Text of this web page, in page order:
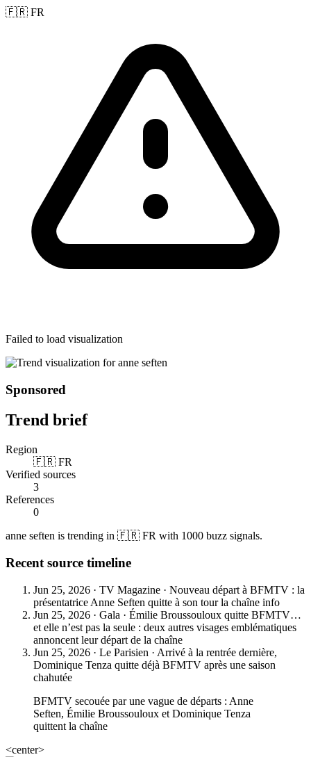
🇫🇷 FR
Failed to load visualization
Sponsored
Trend brief
Region
🇫🇷 FR
Verified sources
3
References
0
anne seften is trending in 🇫🇷 FR with 1000 buzz signals.
Recent source timeline
Jun 25, 2026 · TV Magazine · Nouveau départ à BFMTV : la
présentatrice Anne Seften quitte à son tour la chaîne info
Jun 25, 2026 · Gala · Émilie Broussouloux quitte BFMTV…
et elle n’est pas la seule : deux autres visages emblématiques
annoncent leur départ de la chaîne
Jun 25, 2026 · Le Parisien · Arrivé à la rentrée dernière,
Dominique Tenza quitte déjà BFMTV après une saison
chahutée
BFMTV secouée par une vague de départs : Anne
Seften, Émilie Broussouloux et Dominique Tenza
quittent la chaîne
<center>